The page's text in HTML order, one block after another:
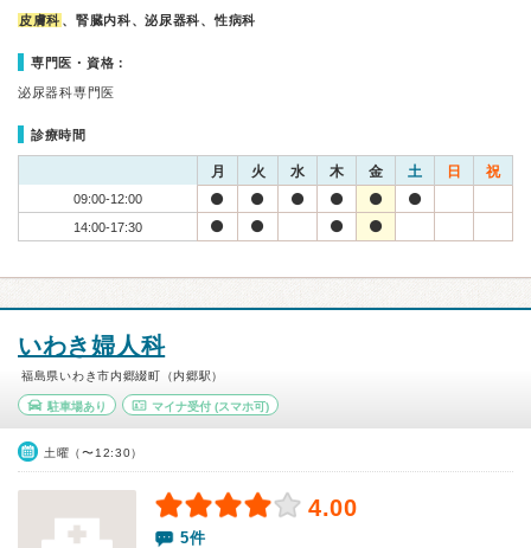
皮膚科 、腎臓内科、泌尿器科、性病科
専門医・資格：
泌尿器科専門医
診療時間
月 火 水 木 金 土 日 祝
09:00-12:00
14:00-17:30
いわき婦人科
福島県いわき市内郷綴町（内郷駅）
駐車場あり マイナ受付(スマホ可)
土曜（〜12:30）
4.00
5件